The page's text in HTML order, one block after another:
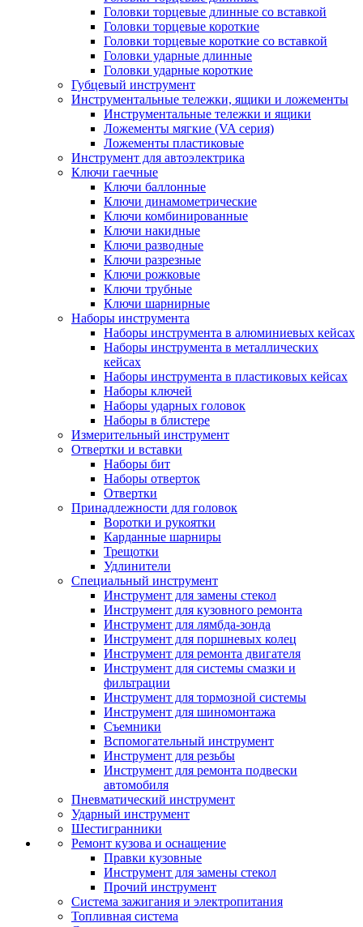
Головки торцевые длинные со вставкой
Головки торцевые короткие
Головки торцевые короткие со вставкой
Головки ударные длинные
Головки ударные короткие
Губцевый инструмент
Инструментальные тележки, ящики и ложементы
Инструментальные тележки и ящики
Ложементы мягкие (VA серия)
Ложементы пластиковые
Инструмент для автоэлектрика
Ключи гаечные
Ключи баллонные
Ключи динамометрические
Ключи комбинированные
Ключи накидные
Ключи разводные
Ключи разрезные
Ключи рожковые
Ключи трубные
Ключи шарнирные
Наборы инструмента
Наборы инструмента в алюминиевых кейсах
Наборы инструмента в металлических
кейсах
Наборы инструмента в пластиковых кейсах
Наборы ключей
Наборы ударных головок
Наборы в блистере
Измерительный инструмент
Отвертки и вставки
Наборы бит
Наборы отверток
Отвертки
Принадлежности для головок
Воротки и рукоятки
Карданные шарниры
Трещотки
Удлинители
Специальный инструмент
Инструмент для замены стекол
Инструмент для кузовного ремонта
Инструмент для лямбда-зонда
Инструмент для поршневых колец
Инструмент для ремонта двигателя
Инструмент для системы смазки и
фильтрации
Инструмент для тормозной системы
Инструмент для шиномонтажа
Съемники
Вспомогательный инструмент
Инструмент для резьбы
Инструмент для ремонта подвески
автомобиля
Пневматический инструмент
Ударный инструмент
Шестигранники
Ремонт кузова и оснащение
Правки кузовные
Инструмент для замены стекол
Прочий инструмент
Система зажигания и электропитания
Топливная система